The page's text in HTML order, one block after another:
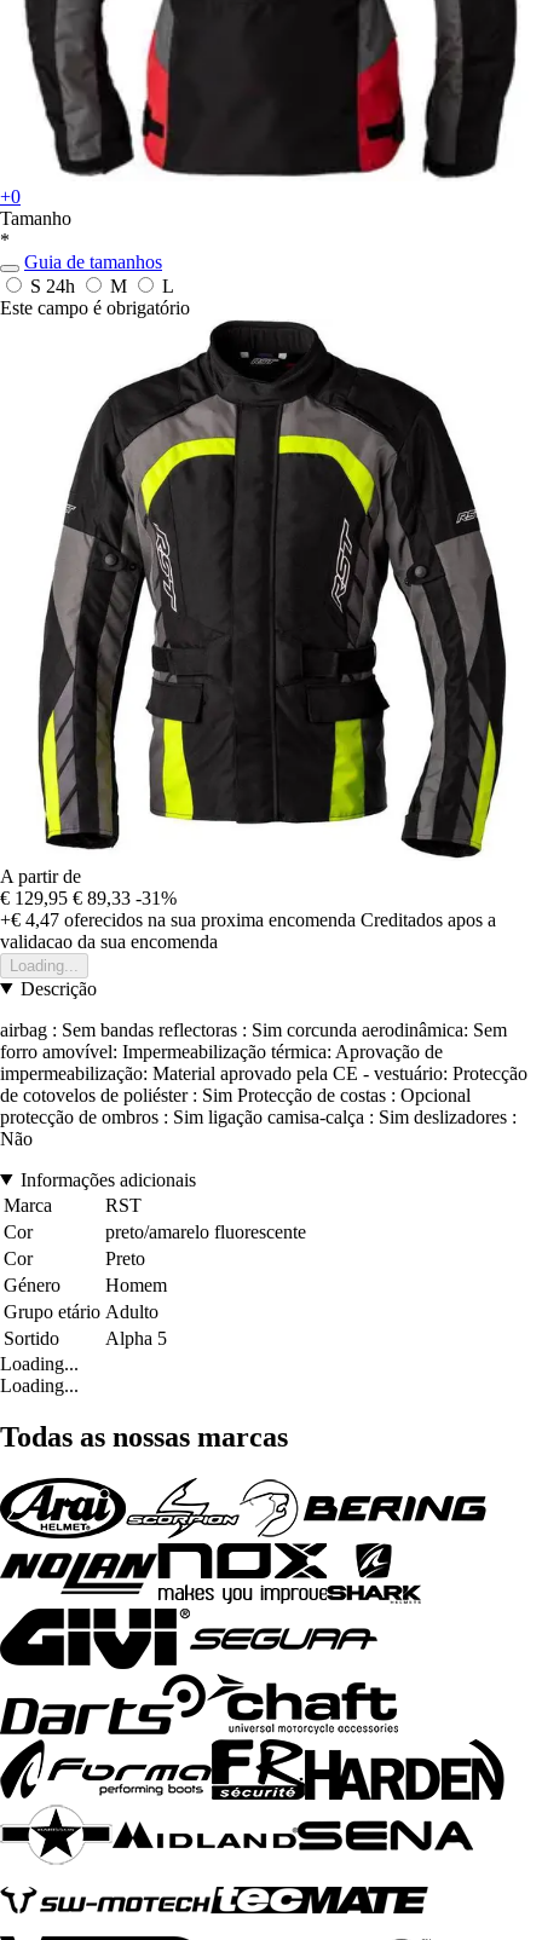
+0
Tamanho
*
Guia de tamanhos
S 24h M
L
Este campo é obrigatório
A partir de
€ 129,95 € 89,33 -31%
+€ 4,47 oferecidos na sua proxima encomenda Creditados apos a
validacao da sua encomenda
Loading...
Descrição
airbag : Sem bandas reflectoras : Sim corcunda aerodinâmica: Sem
forro amovível: Impermeabilização térmica: Aprovação de
impermeabilização: Material aprovado pela CE - vestuário: Protecção
de cotovelos de poliéster : Sim Protecção de costas : Opcional
protecção de ombros : Sim ligação camisa-calça : Sim deslizadores :
Não
Informações adicionais
Marca
RST
Cor
preto/amarelo fluorescente
Cor
Preto
Género
Homem
Grupo etário Adulto
Sortido
Alpha 5
Loading...
Loading...
Todas as nossas marcas